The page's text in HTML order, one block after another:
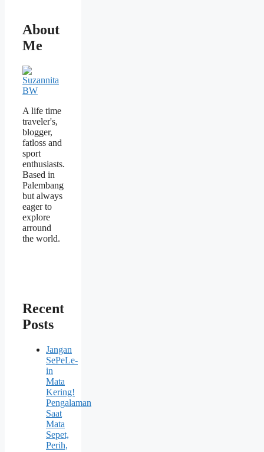
About
Me
A life time
traveler's,
blogger,
fatloss and
sport
enthusiasts.
Based in
Palembang
but always
eager to
explore
arround
the world.
Recent
Posts
Jangan
SePeLe-
in
Mata
Kering!
Pengalaman
Saat
Mata
Sepet,
Perih,